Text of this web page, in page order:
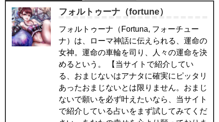
フォルトゥーナ（fortune）
フォルトゥーナ（Fortuna, フォーチュー
ナ）は、ローマ神話に伝えられる、運命の
女神。運命の車輪を司り、人々の運命を決
めるという。 【当サイトで紹介してい
る、おまじないはアナタに確実にピッタリ
あったおまじないとは限りません。おまじ
ないで願いを必ず叶えたいなら、当サイト
で紹介している占いをまず試してみてくだ